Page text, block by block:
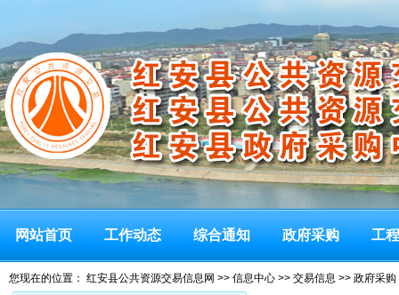
网站首页 工作动态 综合通知 政府采购 工
您现在的位置： 红安县公共资源交易信息网 >> 信息中心 >> 交易信息 >> 政府采购